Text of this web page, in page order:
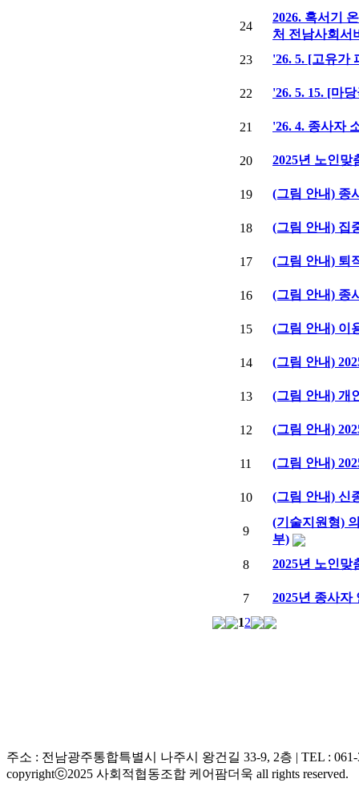
24
2026. 혹서기
처 전남사회서
23
'26. 5. [고유가
22 '26. 5. 15. [마
21 '26. 4. 종사자
20 2025년 노인맞
19 (그림 안내) 종
18 (그림 안내) 집
17 (그림 안내) 퇴
16 (그림 안내) 종
15 (그림 안내) 이
14 (그림 안내)
13 (그림 안내) 개
12 (그림 안내)
11 (그림 안내)
10 (그림 안내) 신
9
(기술지원형)
부)
8
2025년 노인맞
7
2025년 종사자
12
주소 : 전남광주통합특별시 나주시 왕건길 33-9, 2층 | TEL : 061-
copyrightⓒ2025 사회적협동조합 케어팜더욱 all rights reserved.